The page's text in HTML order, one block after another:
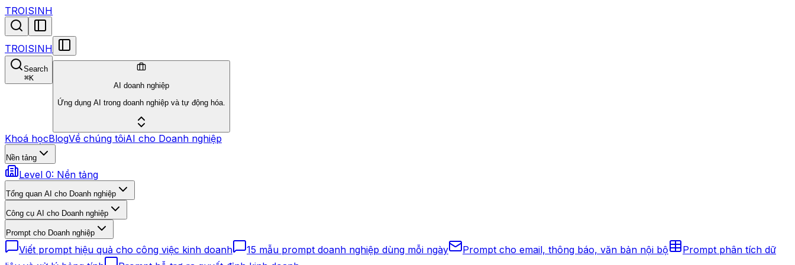
TROISINH
TROISINH
Search
⌘K
AI doanh nghiệp
Ứng dụng AI trong doanh nghiệp và tự động hóa.
Khoá họcBlogVề chúng tôiAI cho Doanh nghiệp
Nền tảng
Level 0: Nền tảng
Tổng quan AI cho Doanh nghiệp
Công cụ AI cho Doanh nghiệp
Prompt cho Doanh nghiệp
Viết prompt hiệu quả cho công việc kinh doanh 15 mẫu prompt doanh nghiệp dùng mỗi ngày Prompt cho email, thông báo, văn bản nội bộ
Prompt phân tích dữ